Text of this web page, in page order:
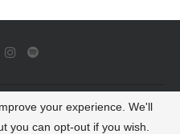
All Rights Reserved
your experience. We'll
you can opt-out if you wish.